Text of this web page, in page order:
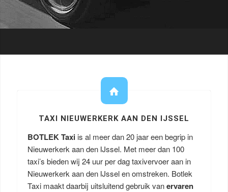
TAXI NIEUWERKERK AAN DEN IJSSEL
BOTLEK Taxi is al meer dan 20 jaar een begrip in
Nieuwerkerk aan den IJssel. Met meer dan 100
taxi’s bieden wij 24 uur per dag taxivervoer aan in
Nieuwerkerk aan den IJssel en omstreken. Botlek
Taxi maakt daarbij uitsluitend gebruik vanervaren